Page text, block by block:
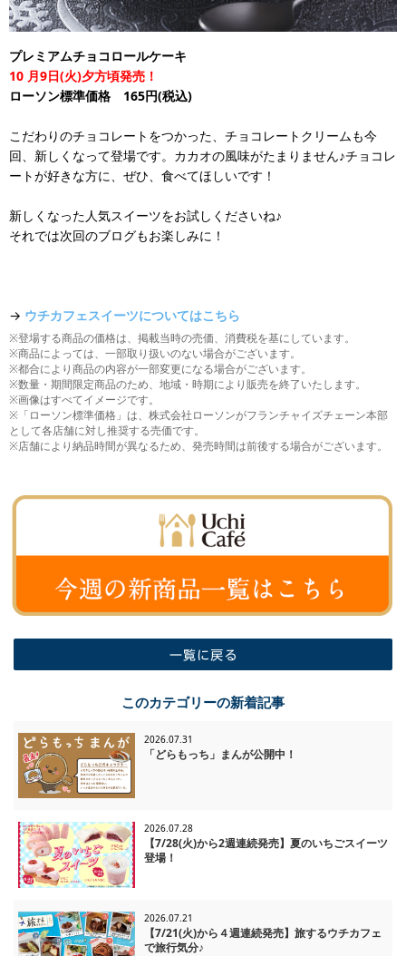
プレミアムチョコロールケーキ
10 月9日(火)夕方頃発売！
ローソン標準価格 165円(税込)
こだわりのチョコレートをつかった、チョコレートクリームも今
回、新しくなって登場です。カカオの風味がたまりません♪チョコレ
ートが好きな方に、ぜひ、食べてほしいです！
新しくなった人気スイーツをお試しくださいね♪
それでは次回のブログもお楽しみに！
→ ウチカフェスイーツについてはこちら
※登場する商品の価格は、掲載当時の売価、消費税を基にしています。
※商品によっては、一部取り扱いのない場合がございます。
※都合により商品の内容が一部変更になる場合がございます。
※数量・期間限定商品のため、地域・時期により販売を終了いたします。
※画像はすべてイメージです。
※「ローソン標準価格」は、株式会社ローソンがフランチャイズチェーン本部
として各店舗に対し推奨する売価です。
※店舗により納品時間が異なるため、発売時間は前後する場合がございます。
このカテゴリーの新着記事
2026.07.31
「どらもっち」まんが公開中！
2026.07.28
【7/28(火)から2週連続発売】夏のいちごスイーツ
登場！
2026.07.21
【7/21(火)から４週連続発売】旅するウチカフェ
で旅行気分♪